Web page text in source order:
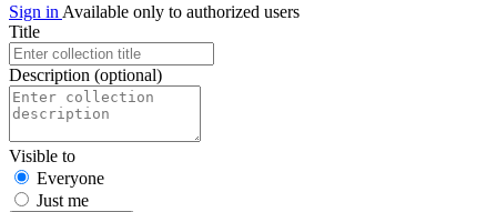
Sign in Available only to authorized users
Title
Description (optional)
Visible to
Everyone
Just me